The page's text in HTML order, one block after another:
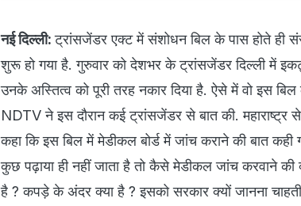
नई दिल्ली: ट्रांसजेंडर एक्ट में संशोधन बिल के पास होते
शुरू हो गया है. गुरुवार को देशभर के ट्रांसजेंडर दिल्ली में
उनके अस्तित्व को पूरी तरह नकार दिया है. ऐसे में वो इस
NDTV ने इस दौरान कई ट्रांसजेंडर से बात की. महाराष्ट्र
कहा कि इस बिल में मेडीकल बोर्ड में जांच कराने की बात
कुछ पढ़ाया ही नहीं जाता है तो कैसे मेडीकल जांच करवाने की
है ? कपड़े के अंदर क्या है ? इसको सरकार क्यों जानना